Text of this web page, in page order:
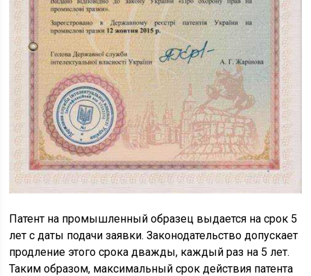
Патент на промышленный образец выдается на срок 5
лет с даты подачи заявки. Законодательство допускает
продление этого срока дважды, каждый раз на 5 лет.
Таким образом, максимальный срок действия патента